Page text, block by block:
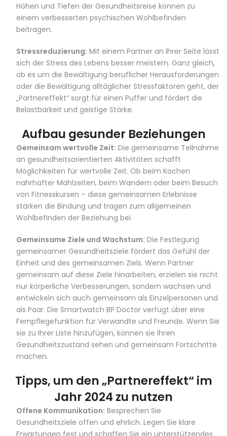
Höhen und Tiefen der Gesundheitsreise können zu
einem verbesserten psychischen Wohlbefinden
beitragen.
Stressreduzierung: Mit einem Partner an Ihrer Seite lässt
sich der Stress des Lebens besser meistern. Ganz gleich,
ob es um die Bewältigung beruflicher Herausforderungen
oder die Bewältigung alltäglicher Stressfaktoren geht, der
„Partnereffekt“ sorgt für einen Puffer und fördert die
Belastbarkeit und geistige Stärke.
Aufbau gesunder Beziehungen
Gemeinsam wertvolle Zeit: Die gemeinsame Teilnahme
an gesundheitsorientierten Aktivitäten schafft
Möglichkeiten für wertvolle Zeit. Ob beim Kochen
nahrhafter Mahlzeiten, beim Wandern oder beim Besuch
von Fitnesskursen – diese gemeinsamen Erlebnisse
stärken die Bindung und tragen zum allgemeinen
Wohlbefinden der Beziehung bei.
Gemeinsame Ziele und Wachstum: Die Festlegung
gemeinsamer Gesundheitsziele fördert das Gefühl der
Einheit und des gemeinsamen Ziels. Wenn Partner
gemeinsam auf diese Ziele hinarbeiten, erzielen sie nicht
nur körperliche Verbesserungen, sondern wachsen und
entwickeln sich auch gemeinsam als Einzelpersonen und
als Paar. Die Smartwatch BP Doctor verfügt über eine
Fernpflegefunktion für Verwandte und Freunde. Wenn Sie
sie zu Ihrer Liste hinzufügen, können sie Ihren
Gesundheitszustand sehen und gemeinsam Fortschritte
machen.
Tipps, um den „Partnereffekt“ im
Jahr 2024 zu nutzen
Offene Kommunikation: Besprechen Sie
Gesundheitsziele offen und ehrlich. Legen Sie klare
Erwartungen fest und schaffen Sie ein unterstützendes